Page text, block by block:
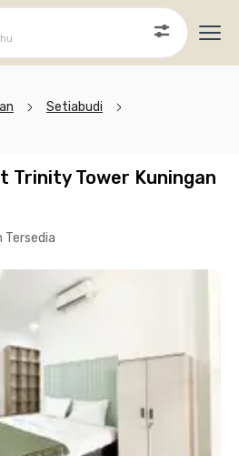
Setiabudi
Trinity Tower Kuningan
Tersedia